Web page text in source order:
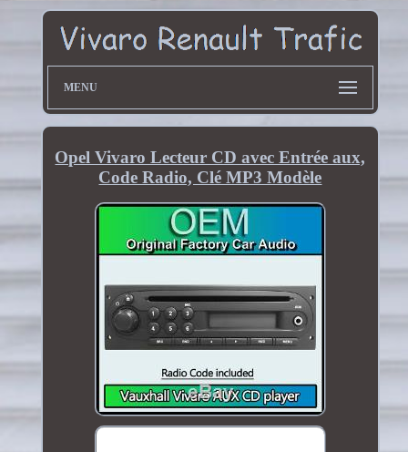
MENU
Opel Vivaro Lecteur CD avec Entrée aux,
Code Radio, Clé MP3 Modèle